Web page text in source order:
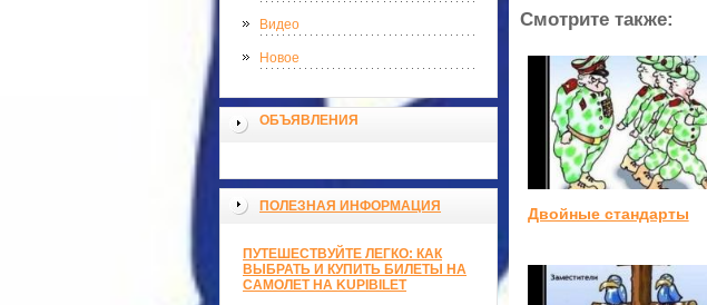
Видео
Новое
ОБЪЯВЛЕНИЯ
ПОЛЕЗНАЯ ИНФОРМАЦИЯ
ПУТЕШЕСТВУЙТЕ ЛЕГКО: КАК
ВЫБРАТЬ И КУПИТЬ БИЛЕТЫ НА
САМОЛЕТ НА KUPIBILET
Смотрите также:
Двойные стандарты